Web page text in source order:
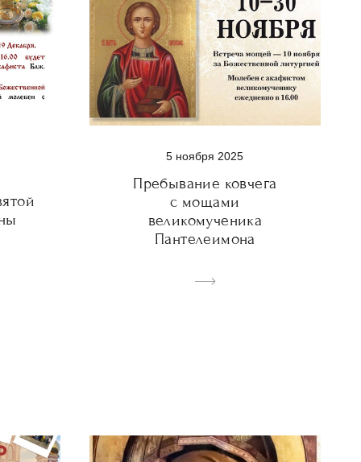
5 ноября 2025
Пребывание ковчега
с мощами
великомученика
Пантелеимона